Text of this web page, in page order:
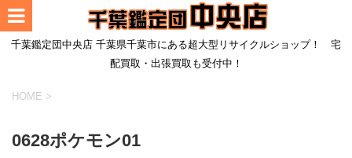
千葉鑑定団中央店 千葉県千葉市にある超大型リサイクルショップ！ 宅
配買取・出張買取も受付中！
HOME >
0628ポケモン01